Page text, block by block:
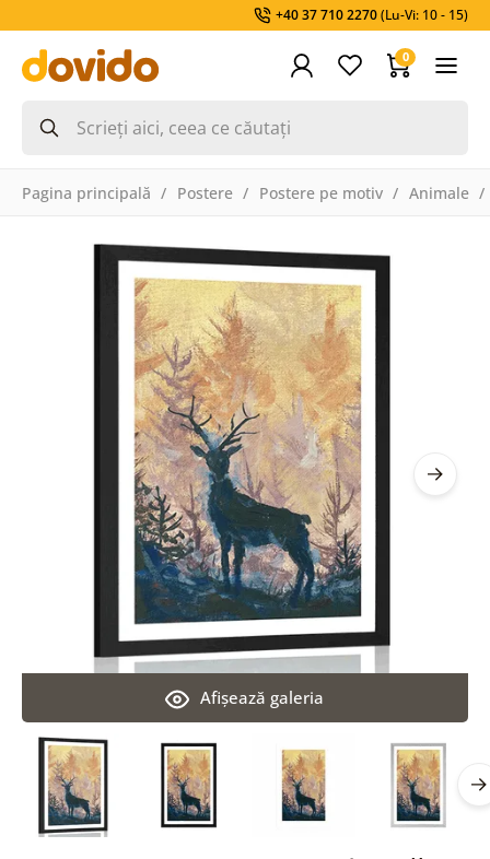
+40 37 710 2270(Lu-Vi: 10 - 15)
0
Pagina principală Postere Postere pe motiv Animale
Afişează galeria